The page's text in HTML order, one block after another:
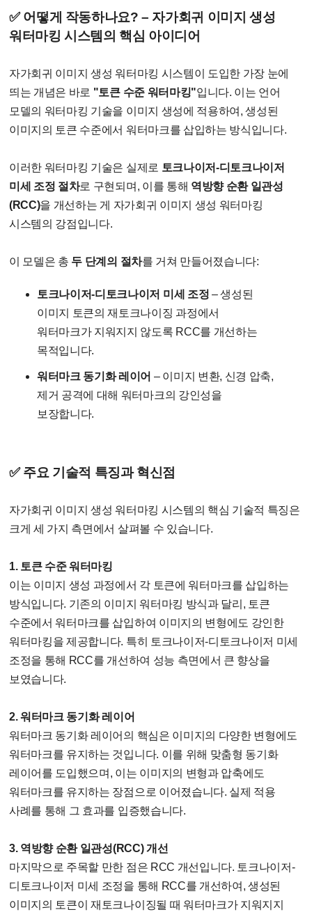
✅ 어떻게 작동하나요? – 자가회귀 이미지 생성
워터마킹 시스템의 핵심 아이디어
자가회귀 이미지 생성 워터마킹 시스템이 도입한 가장 눈에
띄는 개념은 바로 "토큰 수준 워터마킹"입니다. 이는 언어
모델의 워터마킹 기술을 이미지 생성에 적용하여, 생성된
이미지의 토큰 수준에서 워터마크를 삽입하는 방식입니다.
이러한 워터마킹 기술은 실제로 토크나이저-디토크나이저
미세 조정 절차로 구현되며, 이를 통해 역방향 순환 일관성
(RCC)을 개선하는 게 자가회귀 이미지 생성 워터마킹
시스템의 강점입니다.
이 모델은 총 두 단계의 절차를 거쳐 만들어졌습니다:
토크나이저-디토크나이저 미세 조정 – 생성된
이미지 토큰의 재토크나이징 과정에서
워터마크가 지워지지 않도록 RCC를 개선하는
목적입니다.
워터마크 동기화 레이어 – 이미지 변환, 신경 압축,
제거 공격에 대해 워터마크의 강인성을
보장합니다.
✅ 주요 기술적 특징과 혁신점
자가회귀 이미지 생성 워터마킹 시스템의 핵심 기술적 특징은
크게 세 가지 측면에서 살펴볼 수 있습니다.
1. 토큰 수준 워터마킹
이는 이미지 생성 과정에서 각 토큰에 워터마크를 삽입하는
방식입니다. 기존의 이미지 워터마킹 방식과 달리, 토큰
수준에서 워터마크를 삽입하여 이미지의 변형에도 강인한
워터마킹을 제공합니다. 특히 토크나이저-디토크나이저 미세
조정을 통해 RCC를 개선하여 성능 측면에서 큰 향상을
보였습니다.
2. 워터마크 동기화 레이어
워터마크 동기화 레이어의 핵심은 이미지의 다양한 변형에도
워터마크를 유지하는 것입니다. 이를 위해 맞춤형 동기화
레이어를 도입했으며, 이는 이미지의 변형과 압축에도
워터마크를 유지하는 장점으로 이어졌습니다. 실제 적용
사례를 통해 그 효과를 입증했습니다.
3. 역방향 순환 일관성(RCC) 개선
마지막으로 주목할 만한 점은 RCC 개선입니다. 토크나이저-
디토크나이저 미세 조정을 통해 RCC를 개선하여, 생성된
이미지의 토큰이 재토크나이징될 때 워터마크가 지워지지